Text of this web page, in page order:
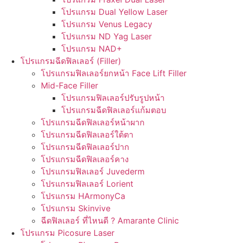
โปรแกรม Dual Yellow Laser
โปรแกรม Venus Legacy
โปรแกรม ND Yag Laser
โปรแกรม NAD+
โปรแกรมฉีดฟิลเลอร์ (Filler)
โปรแกรมฟิลเลอร์ยกหน้า Face Lift Filler
Mid-Face Filler
โปรแกรมฟิลเลอร์ปรับรูปหน้า
โปรแกรมฉีดฟิลเลอร์แก้มตอบ
โปรแกรมฉีดฟิลเลอร์หน้าผาก
โปรแกรมฉีดฟิลเลอร์ใต้ตา
โปรแกรมฉีดฟิลเลอร์ปาก
โปรแกรมฉีดฟิลเลอร์คาง
โปรแกรมฟิลเลอร์ Juvederm
โปรแกรมฟิลเลอร์ Lorient
โปรแกรม HArmonyCa
โปรแกรม Skinvive
ฉีดฟิลเลอร์ ที่ไหนดี ? Amarante Clinic
โปรแกรม Picosure Laser